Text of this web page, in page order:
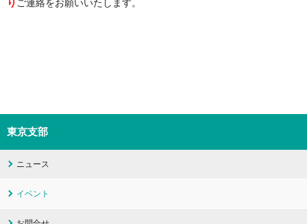
り ご連絡をお願いいたします。
東京支部
ニュース
イベント